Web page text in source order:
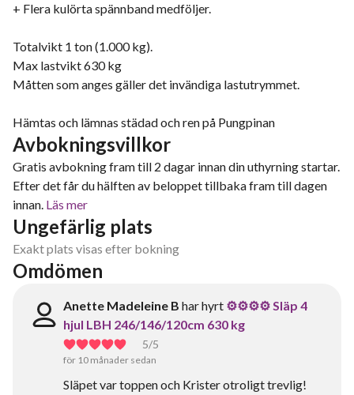
+ Flera kulörta spännband medföljer.
Totalvikt 1 ton (1.000 kg).
Max lastvikt 630 kg
Måtten som anges gäller det invändiga lastutrymmet.
Hämtas och lämnas städad och ren på Pungpinan
Avbokningsvillkor
Gratis avbokning fram till 2 dagar innan din uthyrning startar.
Efter det får du hälften av beloppet tillbaka fram till dagen
innan. Läs mer
Ungefärlig plats
Exakt plats visas efter bokning
Omdömen
Anette Madeleine B har hyrt ⚙️⚙️⚙️⚙️ Släp 4
hjul LBH 246/146/120cm 630 kg
5/5
för 10 månader sedan
Släpet var toppen och Krister otroligt trevlig!